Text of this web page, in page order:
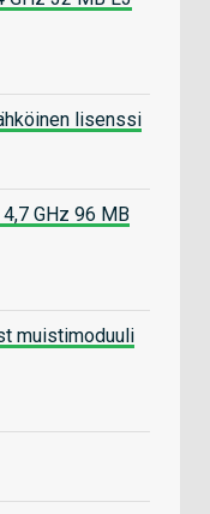
lisenssi
GHz 96 MB
muistimoduuli